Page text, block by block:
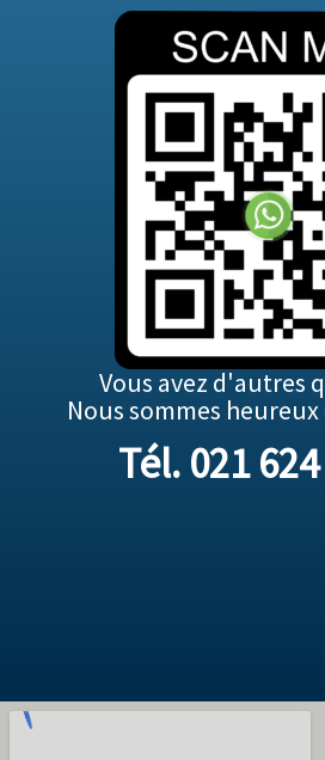
Vous avez d'autres
Nous sommes
Tél. 021